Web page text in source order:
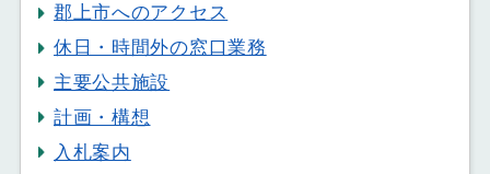
郡上市へのアクセス
休日・時間外の窓口業務
主要公共施設
計画・構想
入札案内